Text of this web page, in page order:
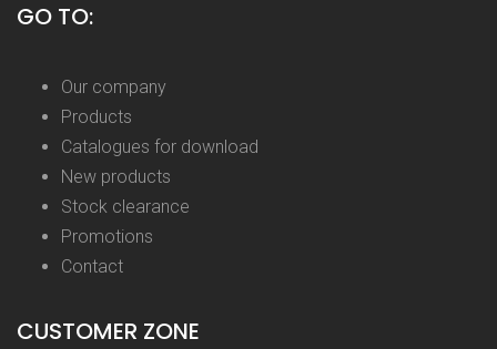
GO TO:
Our company
Products
Catalogues for download
New products
Stock clearance
Promotions
Contact
CUSTOMER ZONE